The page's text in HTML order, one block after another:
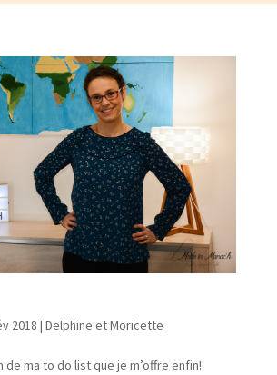
2018 | Delphine et Moricette
de ma to do list que je m’offre enfin!